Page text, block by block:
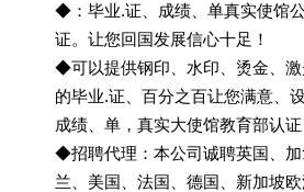
◆：毕业.证、成绩、单真实使馆
证。让您回国发展信心十足！
◆可以提供钢印、水印、烫金、
的毕业.证、百分之百让您满意、
成绩、单，真实大使馆教育部认证
◆招聘代理：本公司诚聘英国、
兰、美国、法国、德国、新加坡